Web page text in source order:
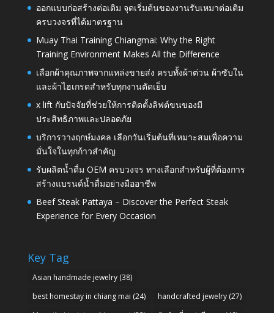
ออกแบบก่อสร้างต่อเติม จุดเริ่มต้นของงานรับเหมาต่อเติม
ครบวงจรที่ได้มาตรฐาน
Muay Thai Training Chiangmai: Why the Right
Training Environment Makes All the Difference
เลือกผ้าคุณภาพจากแหล่งขายส่ง ครบทั้งผ้าต่วน ผ้าซับใน
และผ้าไฮเกรดสำหรับทุกงานตัดเย็บ
x lift กับปัจจัยที่ช่วยให้การติดตั้งลิฟต์ขนของมี
ประสิทธิภาพและปลอดภัย
บริการวางฤกษ์มงคล เลือกวันเริ่มต้นที่เหมาะสมเพื่อความ
มั่นใจในทุกก้าวสำคัญ
รับผลิตน้ำดื่ม OEM ครบวงจร ทางเลือกสำหรับผู้ที่ต้องการ
สร้างแบรนด์น้ำดื่มอย่างมืออาชีพ
Beef Steak Pattaya – Discover the Perfect Steak
Experience for Every Occasion
Key Tag
Asian handmade jewelry(38)
best homestay in chiang mai (24) handcrafted jewelry(27)